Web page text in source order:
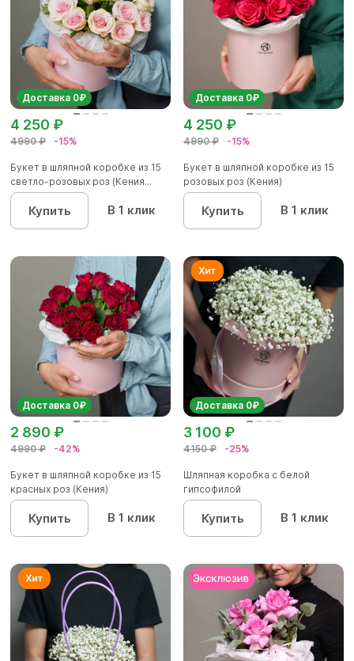
Доставка 0₽
4990 ₽ -15%
4 250 ₽
Букет в шляпной коробке из 15
светло-розовых роз (Кения...
Купить В 1 клик
Доставка 0₽
4990 ₽ -15%
4 250 ₽
Букет в шляпной коробке из 15
розовых роз (Кения)
Купить В 1 клик
Доставка 0₽
4990 ₽ -42%
2 890 ₽
Букет в шляпной коробке из 15
красных роз (Кения)
Купить В 1 клик
Доставка 0₽
4150 ₽ -25%
3 100 ₽
Шляпная коробка с белой
гипсофилой
Купить В 1 клик